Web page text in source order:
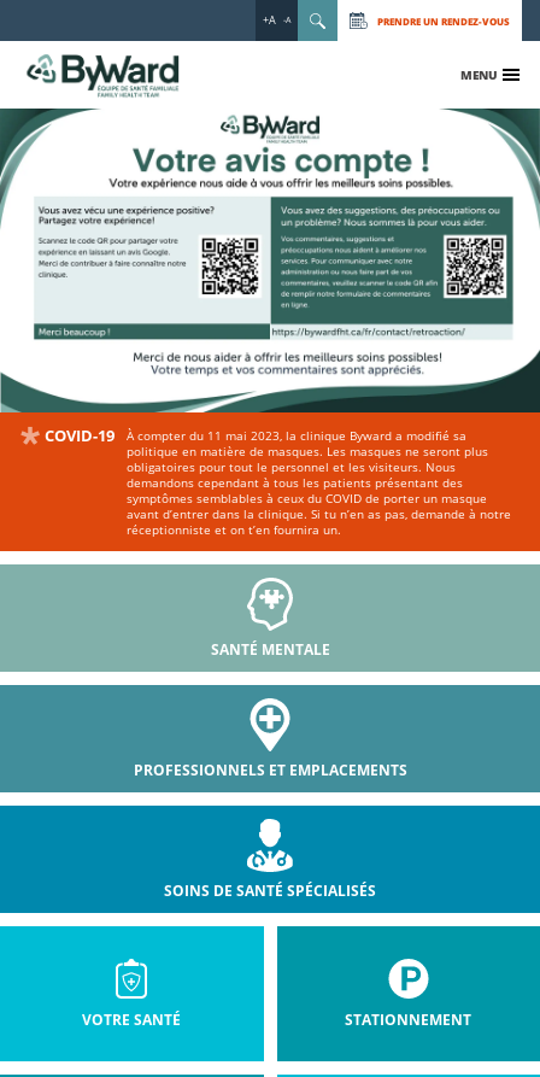
+A -A PRENDRE UN RENDEZ-VOUS
MENU
COVID-19
À compter du 11 mai 2023, la clinique Byward a modifié sa
politique en matière de masques. Les masques ne seront plus
obligatoires pour tout le personnel et les visiteurs. Nous
demandons cependant à tous les patients présentant des
symptômes semblables à ceux du COVID de porter un masque
avant d’entrer dans la clinique. Si tu n’en as pas, demande à notre
réceptionniste et on t’en fournira un.
SANTÉ MENTALE
PROFESSIONNELS ET EMPLACEMENTS
SOINS DE SANTÉ SPÉCIALISÉS
VOTRE SANTÉ STATIONNEMENT